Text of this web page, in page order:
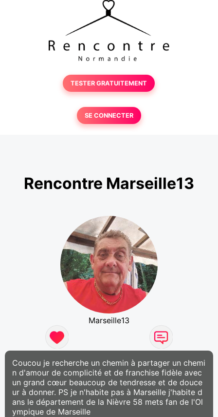
TESTER GRATUITEMENT
SE CONNECTER
Rencontre Marseille13
Marseille13
Coucou je recherche un chemin à partager un chemi
n d'amour de complicité et de franchise fidèle avec
un grand cœur beaucoup de tendresse et de douce
ur à donner. PS je n'habite pas à Marseille j'habite d
ans le département de la Nièvre 58 mets fan de l'Ol
ympique de Marseille